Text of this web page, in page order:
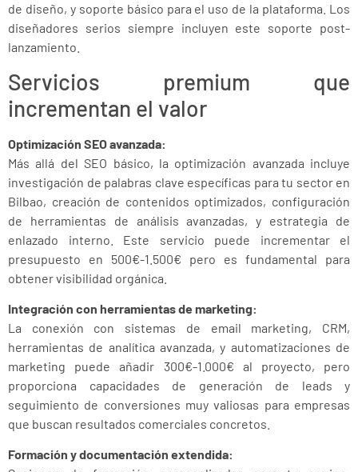
de diseño, y soporte básico para el uso de la plataforma. Los
diseñadores serios siempre incluyen este soporte post-
lanzamiento.
Servicios premium que
incrementan el valor
Optimización SEO avanzada:
Más allá del SEO básico, la optimización avanzada incluye
investigación de palabras clave específicas para tu sector en
Bilbao, creación de contenidos optimizados, configuración
de herramientas de análisis avanzadas, y estrategia de
enlazado interno. Este servicio puede incrementar el
presupuesto en 500€-1.500€ pero es fundamental para
obtener visibilidad orgánica.
Integración con herramientas de marketing:
La conexión con sistemas de email marketing, CRM,
herramientas de analítica avanzada, y automatizaciones de
marketing puede añadir 300€-1.000€ al proyecto, pero
proporciona capacidades de generación de leads y
seguimiento de conversiones muy valiosas para empresas
que buscan resultados comerciales concretos.
Formación y documentación extendida: